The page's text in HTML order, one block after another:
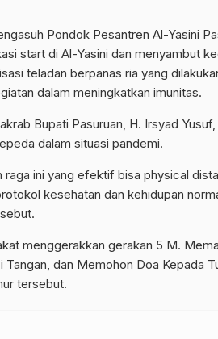
Pondok Pesantren Al-Yasini
start di Al-Yasini dan menyambut
teladan berpanas ria yang
dalam meningkatkan imunitas.
Bupati Pasuruan, H. Irsyad
dalam situasi pandemi.
raga ini yang efektif bisa physical
kesehatan dan kehidupan
menggerakkan gerakan 5 M.
dan Memohon Doa Kepada
tersebut.